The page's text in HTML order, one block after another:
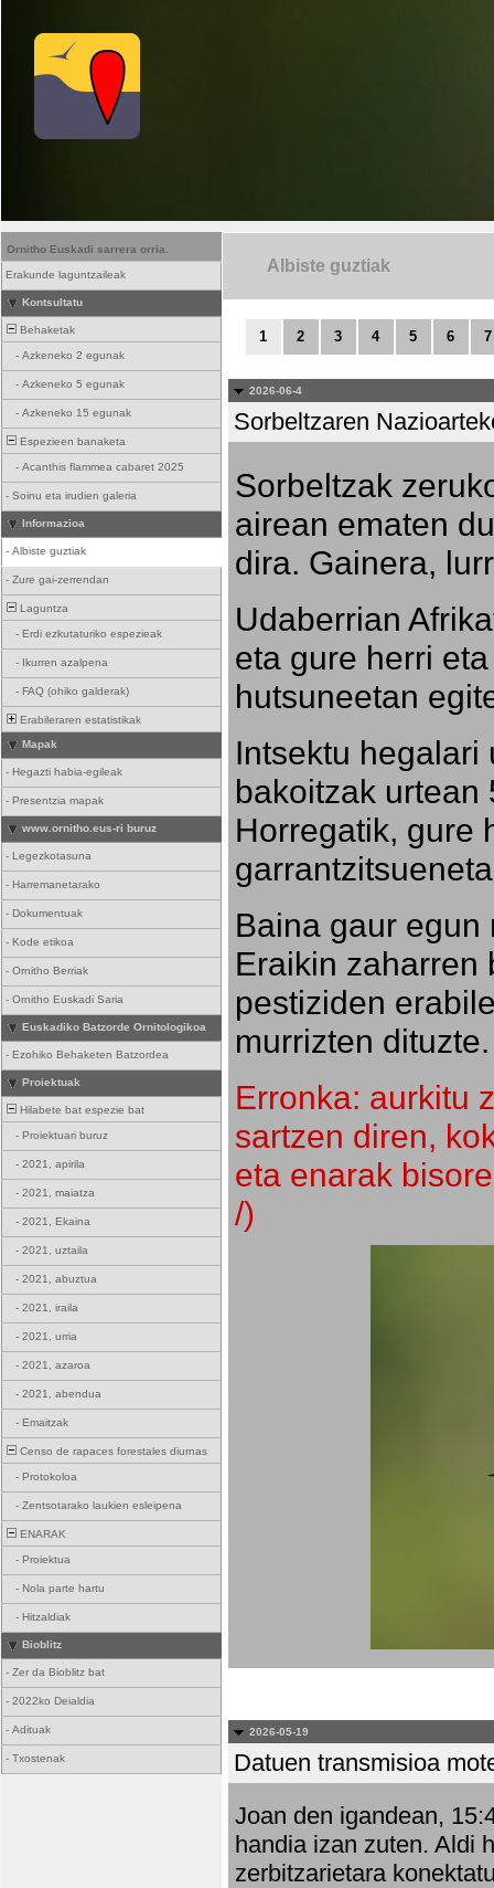
Ornitho Euskadi sarrera orria.
Erakunde laguntzaileak
Kontsultatu
Behaketak
- Azkeneko 2 egunak
- Azkeneko 5 egunak
- Azkeneko 15 egunak
Espezieen banaketa
- Acanthis flammea cabaret 2025
- Soinu eta irudien galeria
Informazioa
- Albiste guztiak
- Zure gai-zerrendan
Laguntza
- Erdi ezkutaturiko espezieak
- Ikurren azalpena
- FAQ (ohiko galderak)
Erabileraren estatistikak
Mapak
- Hegazti habia-egileak
- Presentzia mapak
www.ornitho.eus-ri buruz
- Legezkotasuna
- Harremanetarako
- Dokumentuak
- Kode etikoa
- Ornitho Berriak
- Ornitho Euskadi Saria
Euskadiko Batzorde Ornitologikoa
- Ezohiko Behaketen Batzordea
Proiektuak
Hilabete bat espezie bat
- Proiektuari buruz
- 2021, apirila
- 2021, maiatza
- 2021, Ekaina
- 2021, uztaila
- 2021, abuztua
- 2021, iraila
- 2021, urria
- 2021, azaroa
- 2021, abendua
- Emaitzak
Censo de rapaces forestales diurnas
- Protokoloa
- Zentsotarako laukien esleipena
ENARAK
- Proiektua
- Nola parte hartu
- Hitzaldiak
Bioblitz
- Zer da Bioblitz bat
- 2022ko Deialdia
- Adituak
- Txostenak
Albiste guztiak
1 2 3 4 5 6 7
2026-06-4
Sorbeltzaren
Sorbeltzak
airean ematen
dira. Gainera,
Udaberrian
eta gure herri
hutsuneetan
Intsektu hegalari
bakoitzak urtean
Horregatik, gure
Baina gaur egun
Eraikin zaharren
pestiziden
murrizten dituzte.
Erronka: aurkitu
sartzen diren,
eta enarak
/)
2026-05-19
Datuen transmisioa
Joan den igandean,
handia izan zuten. Aldi
zerbitzarietara